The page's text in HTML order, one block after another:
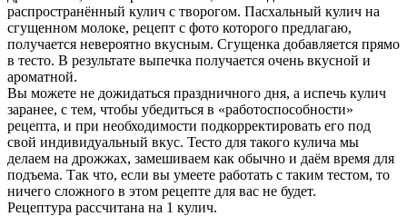
распространённый кулич с творогом. Пасхальный кулич на
сгущенном молоке, рецепт с фото которого предлагаю,
получается невероятно вкусным. Сгущенка добавляется прямо
в тесто. В результате выпечка получается очень вкусной и
ароматной.
Вы можете не дожидаться праздничного дня, а испечь кулич
заранее, с тем, чтобы убедиться в «работоспособности»
рецепта, и при необходимости подкорректировать его под
свой индивидуальный вкус. Тесто для такого кулича мы
делаем на дрожжах, замешиваем как обычно и даём время для
подъема. Так что, если вы умеете работать с таким тестом, то
ничего сложного в этом рецепте для вас не будет.
Рецептура рассчитана на 1 кулич.